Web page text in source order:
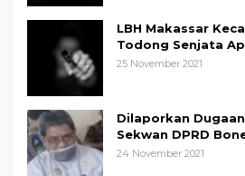
LBH Makassar
Todong Senjata
Kapolda Sulsel
25 November 2021
Dilaporkan
Sekwan DPRD
24 November 2021